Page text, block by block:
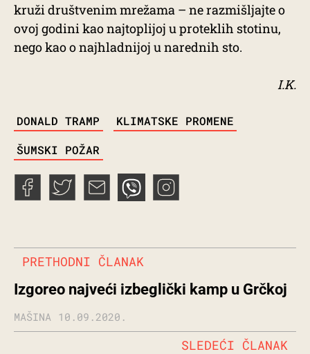
kruži društvenim mrežama – ne razmišljajte o
ovoj godini kao najtoplijoj u proteklih stotinu,
nego kao o najhladnijoj u narednih sto.
I.K.
DONALD TRAMP KLIMATSKE PROMENE
ŠUMSKI POŽAR
PRETHODNI ČLANAK
Izgoreo najveći izbeglički kamp u Grčkoj
MAŠINA 10.09.2020.
SLEDEĆI ČLANAK